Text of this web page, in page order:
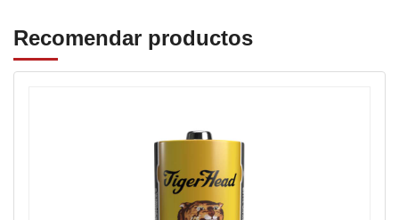
Recomendar productos